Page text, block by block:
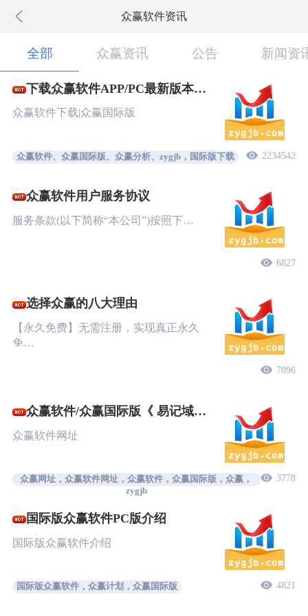
众赢软件资讯
全部 众赢资讯 公告 新闻资
下载众赢软件APP/PC最新版本
New!
众赢软件下载|众赢国际版
众赢软件、众赢国际版、众赢分析、zygjb，国际版下载 2234542
众赢软件用户服务协议
服务条款(以下简称“本公司”)按照下…
6827
选择众赢的八大理由
【永久免费】无需注册，实现真正永久
免…
7096
众赢软件/众赢国际版《 易记域
名》
众赢软件网址
众赢网址，众赢软件网址，众赢软件，众赢国际版，众赢，
zygjb
3778
国际版众赢软件PC版介绍
国际版众赢软件介绍
国际版众赢软件，众赢计划，众赢国际版 4821